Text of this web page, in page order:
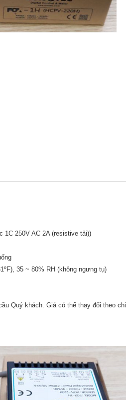
1C 250V AC 2A (resistive tải))
35 ~ 80% RH (không ngưng tụ)
Quý khách. Giá có thể thay đổi theo